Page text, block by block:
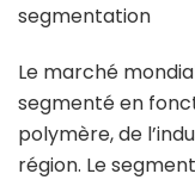
segmentation
Le marché
segmenté en
polymère, de
région. Le